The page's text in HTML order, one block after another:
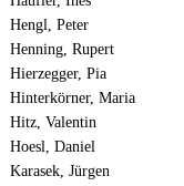
Hengl, Peter
Henning, Rupert
Hierzegger, Pia
Hinterkörner, Maria
Hitz, Valentin
Hoesl, Daniel
Karasek, Jürgen